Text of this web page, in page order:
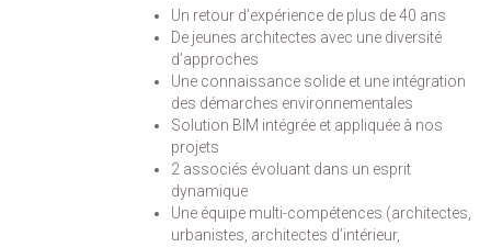
Un retour d’expérience de plus de 40 ans
De jeunes architectes avec une diversité
d’approches
Une connaissance solide et une intégration
des démarches environnementales
Solution BIM intégrée et appliquée à nos
projets
2 associés évoluant dans un esprit
dynamique
Une équipe multi-compétences (architectes,
urbanistes, architectes d’intérieur,